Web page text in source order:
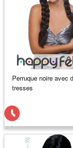
Perruque noire avec
tresses